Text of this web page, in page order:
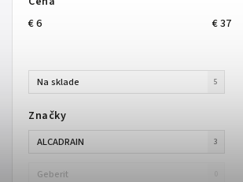
€6 €37
Na sklade 5
Značky
ALCADRAIN 3
Geberit